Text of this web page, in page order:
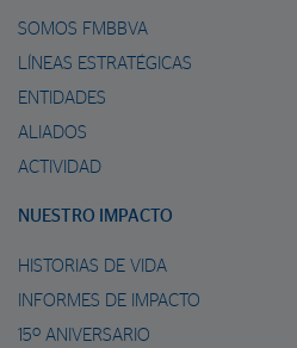
SOMOS FMBBVA
LÍNEAS ESTRATÉGICAS
ENTIDADES
ALIADOS
ACTIVIDAD
NUESTRO IMPACTO
HISTORIAS DE VIDA
INFORMES DE IMPACTO
15º ANIVERSARIO